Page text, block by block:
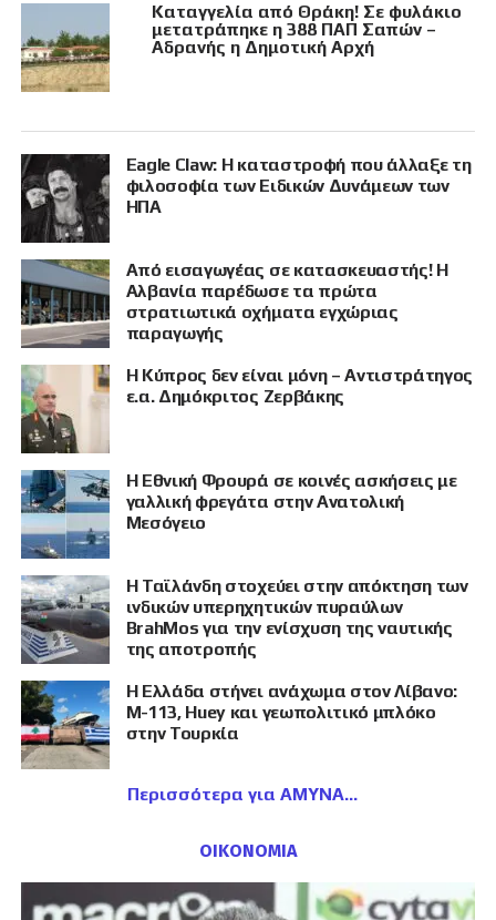
Καταγγελία από Θράκη! Σε φυλάκιο
μετατράπηκε η 388 ΠΑΠ Σαπών –
Αδρανής η Δημοτική Αρχή
Eagle Claw: Η καταστροφή που άλλαξε τη
φιλοσοφία των Ειδικών Δυνάμεων των
ΗΠΑ
Από εισαγωγέας σε κατασκευαστής! Η
Αλβανία παρέδωσε τα πρώτα
στρατιωτικά οχήματα εγχώριας
παραγωγής
Η Κύπρος δεν είναι μόνη – Αντιστράτηγος
ε.α. Δημόκριτος Ζερβάκης
Η Εθνική Φρουρά σε κοινές ασκήσεις με
γαλλική φρεγάτα στην Ανατολική
Μεσόγειο
Η Ταϊλάνδη στοχεύει στην απόκτηση των
ινδικών υπερηχητικών πυραύλων
BrahMos για την ενίσχυση της ναυτικής
της αποτροπής
Η Ελλάδα στήνει ανάχωμα στον Λίβανο:
M-113, Huey και γεωπολιτικό μπλόκο
στην Τουρκία
Περισσότερα για ΑΜΥΝΑ
ΟΙΚΟΝΟΜΙΑ